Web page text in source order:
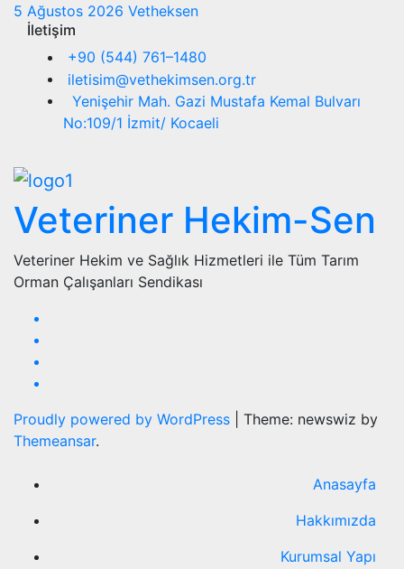
5 Ağustos 2026 Vetheksen
İletişim
+90 (544) 761–1480
iletisim@vethekimsen.org.tr
Yenişehir Mah. Gazi Mustafa Kemal Bulvarı
No:109/1 İzmit/ Kocaeli
Veteriner Hekim-Sen
Veteriner Hekim ve Sağlık Hizmetleri ile Tüm Tarım
Orman Çalışanları Sendikası
Proudly powered by WordPress
Theme: newswiz by
Themeansar.
Anasayfa
Hakkımızda
Kurumsal Yapı